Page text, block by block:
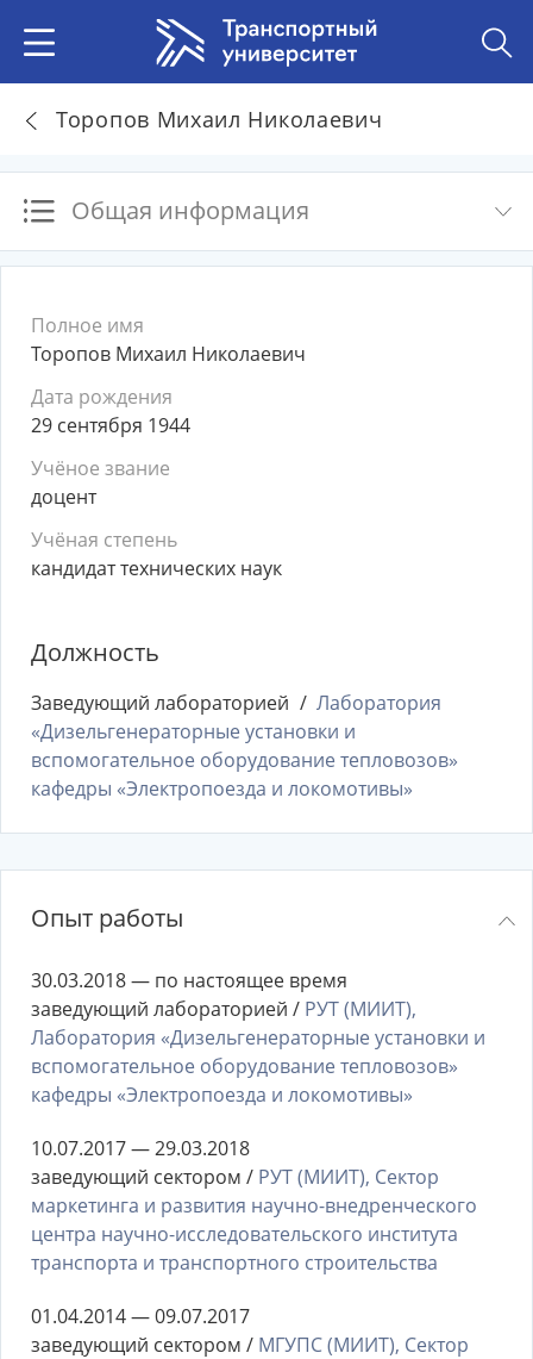
Торопов Михаил Николаевич
Общая информация
Полное имя
Торопов Михаил Николаевич
Дата рождения
29 сентября 1944
Учёное звание
доцент
Учёная степень
кандидат технических наук
Должность
Заведующий лабораторией
Лаборатория
«Дизельгенераторные установки и
вспомогательное оборудование тепловозов»
кафедры «Электропоезда и локомотивы»
Опыт работы
30.03.2018 — по настоящее время
заведующий лабораторией / РУТ (МИИТ),
Лаборатория «Дизельгенераторные установки и
вспомогательное оборудование тепловозов»
кафедры «Электропоезда и локомотивы»
10.07.2017 — 29.03.2018
заведующий сектором / РУТ (МИИТ), Сектор
маркетинга и развития научно-внедренческого
центра научно-исследовательского института
транспорта и транспортного строительства
01.04.2014 — 09.07.2017
заведующий сектором / МГУПС (МИИТ), Сектор